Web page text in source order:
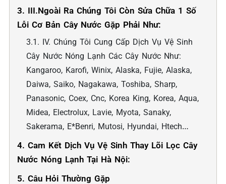
3. III.Ngoài Ra Chúng Tôi Còn Sửa Chữa 1 Số
Lỗi Cơ Bản Cây Nước Gặp Phải Như:
3.1. IV. Chúng Tôi Cung Cấp Dịch Vụ Vệ Sinh
Cây Nước Nóng Lạnh Các Cây Nước Như:
Kangaroo, Karofi, Winix, Alaska, Fujie, Alaska,
Daiwa, Saiko, Nagakawa, Toshiba, Sharp,
Panasonic, Coex, Cnc, Korea King, Korea, Aqua,
Midea, Electrolux, Lavie, Myota, Sanaky,
Sakerama, E*Benri, Mutosi, Hyundai, Htech…
4. Cam Kết Dịch Vụ Vệ Sinh Thay Lõi Lọc Cây
Nước Nóng Lạnh Tại Hà Nội:
5. Câu Hỏi Thường Gặp